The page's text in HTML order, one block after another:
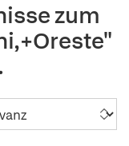
zum